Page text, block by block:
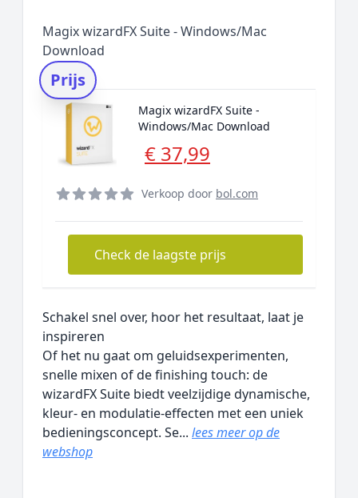
Magix wizardFX Suite - Windows/Mac
Download
Prijs
Magix wizardFX Suite -
Windows/Mac Download
€ 37,99
Verkoop door bol.com
Check de laagste prijs
Schakel snel over, hoor het resultaat, laat je
inspireren
Of het nu gaat om geluidsexperimenten,
snelle mixen of de finishing touch: de
wizardFX Suite biedt veelzijdige dynamische,
kleur- en modulatie-effecten met een uniek
bedieningsconcept. Se... lees meer op de
webshop